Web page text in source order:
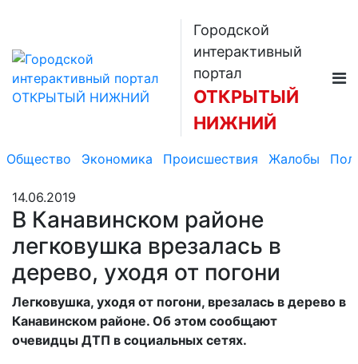
Городской
интерактивный
портал
ОТКРЫТЫЙ
НИЖНИЙ
Общество Экономика Происшествия Жалобы
14.06.2019
В Канавинском районе
легковушка врезалась в
дерево, уходя от погони
Легковушка, уходя от погони, врезалась в дерево в
Канавинском районе. Об этом сообщают
очевидцы ДТП в социальных сетях.